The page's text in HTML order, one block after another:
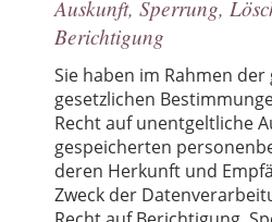
Auskunft, Sperrung,
Berichtigung
Sie haben im Rahmen
gesetzlichen
Recht auf unentgeltliche
gespeicherten
deren Herkunft und
Zweck der